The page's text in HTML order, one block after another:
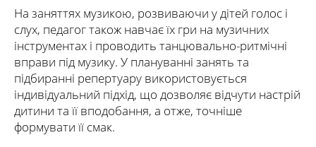
На заняттях музикою, розвиваючи у дітей голос і
слух, педагог також навчає їх гри на музичних
інструментах і проводить танцювально-ритмічні
вправи під музику. У плануванні занять та
підбиранні репертуару використовується
індивідуальний підхід, що дозволяє відчути настрій
дитини та її вподобання, а отже, точніше
формувати її смак.